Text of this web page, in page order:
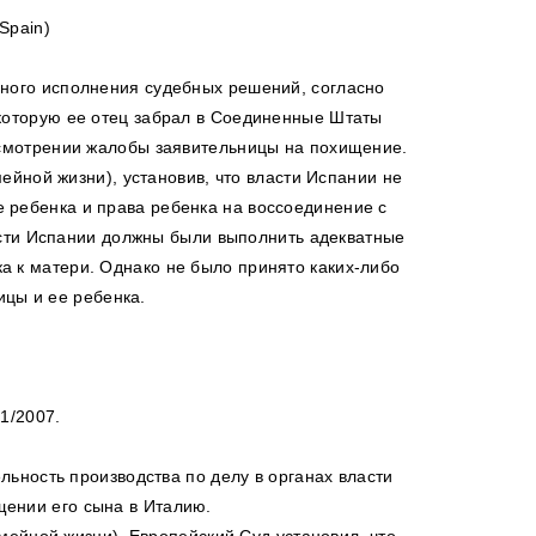
исполнения судебных решений, согласно
ее отец забрал в Соединенные Штаты
жалобы заявительницы на похищение.
жизни), установив, что власти Испании не
и права ребенка на воссоединение с
Испании должны были выполнить адекватные
к матери. Однако не было принято каких-либо
и ее ребенка.
2007.
производства по делу в органах власти
его сына в Италию.